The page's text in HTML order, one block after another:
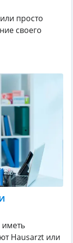
просто
своего
Hausarzt или